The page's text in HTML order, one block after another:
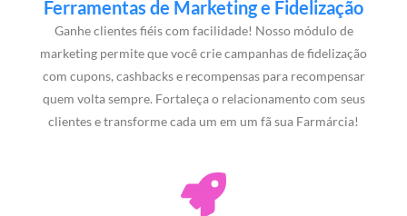
Ferramentas de Marketing e Fidelização
Ganhe clientes fiéis com facilidade! Nosso módulo de
marketing permite que você crie campanhas de fidelização
com cupons, cashbacks e recompensas para recompensar
quem volta sempre. Fortaleça o relacionamento com seus
clientes e transforme cada um em um fã sua Farmárcia!